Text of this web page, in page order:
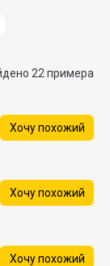
22 примера
Хочу похожий
Хочу похожий
Хочу похожий